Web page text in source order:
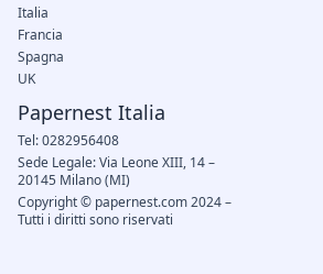
Italia
Francia
Spagna
UK
Papernest Italia
Tel: 0282956408
Sede Legale: Via Leone XIII, 14 –
20145 Milano (MI)
Copyright © papernest.com 2024 –
Tutti i diritti sono riservati